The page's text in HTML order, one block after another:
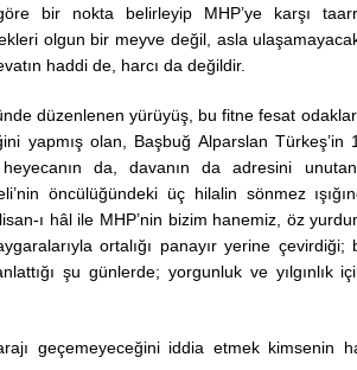
bir nokta belirleyip MHP’ye karşı
olgun bir meyve değil, asla
haddi de, harcı da değildir.
düzenlenen yürüyüş, bu fitne fesat
yapmış olan, Başbuğ Alparslan Türkeş’in
da, davanın da adresini
öncülüğündeki üç hilalin sönmez
ı hâl ile MHP’nin bizim hanemiz, öz
ortalığı panayır yerine çevirdiği;
şu günlerde; yorgunluk ve yılgınlık
geçemeyeceğini iddia etmek kimsenin
Rektörlüğü Prof. Dr.
ERÖZ’ü anma günü
17.11.2022